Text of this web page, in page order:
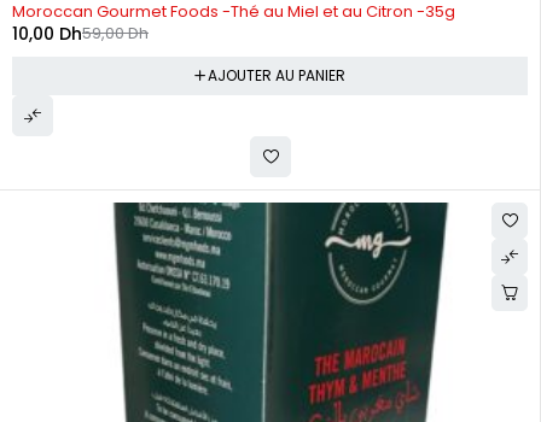
Moroccan Gourmet Foods -Thé au Miel et au Citron -35g
59,00Dh
10,00 Dh
AJOUTER AU PANIER